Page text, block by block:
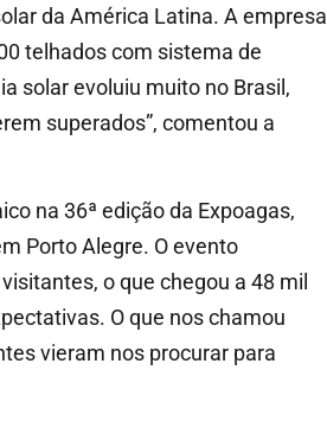
da América Latina. A empresa
telhados com sistema de
solar evoluiu muito no Brasil,
superados”, comentou a
na 36ª edição da Expoagas,
Porto Alegre. O evento
o que chegou a 48 mil
O que nos chamou
vieram nos procurar para